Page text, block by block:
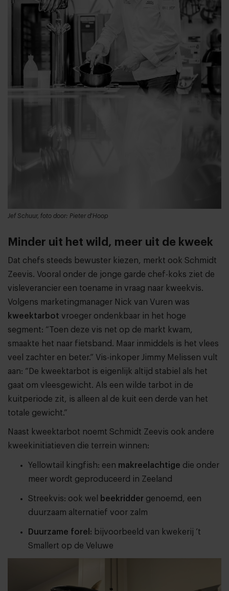
Jef Schuur, foto door: Pieter d'Hoop
Minder uit het wild, meer uit de kweek
Dat chefs steeds bewuster kiezen, merkt ook Schmidt
Zeevis. Vooral onder de jonge garde chef-koks ziet de
visleverancier een toename in vraag naar kweekvis.
Volgens marketingmanager Nick van Vuren was
kweektarbot vroeger ondenkbaar in het hoge
segment: “Toen deze vis net op de markt kwam,
smaakte het naar fietsband. Maar inmiddels is het vlees
veel zachter en beter.” Vis-inkoper Jimmy Melissen vult
aan: “De kweektarbot is eigenlijk altijd stabiel als het
gaat om vleesgewicht. Als een wilde tarbot in de
kuitperiode zit, is alleen al de kuit een derde van het
totale gewicht.”
Naast kweektarbot noemt Schmidt Zeevis ook andere
kweekinitiatieven die terrein winnen:
Yellowtail kingfish: een makreelachtige die onder
meer wordt geproduceerd in Zeeland
Streekvis: ook wel beekridder genoemd, een
duurzaam alternatief voor zalm
Duurzame forel: bijvoorbeeld van kwekerij ’t
Smallert op de Veluwe